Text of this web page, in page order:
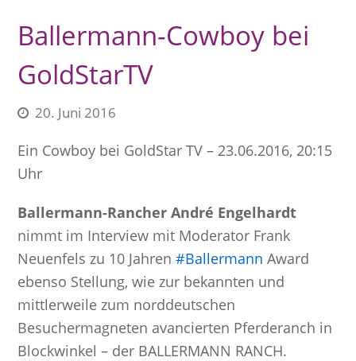
Ballermann-Cowboy bei
GoldStarTV
20. Juni 2016
Ein Cowboy bei GoldStar TV – 23.06.2016, 20:15
Uhr
Ballermann-Rancher André Engelhardt
nimmt im Interview mit Moderator Frank
Neuenfels zu 10 Jahren‪#‎Ballermann‬ Award
ebenso Stellung, wie zur bekannten und
mittlerweile zum norddeutschen
Besuchermagneten avancierten Pferderanch in
Blockwinkel – der BALLERMANN RANCH.